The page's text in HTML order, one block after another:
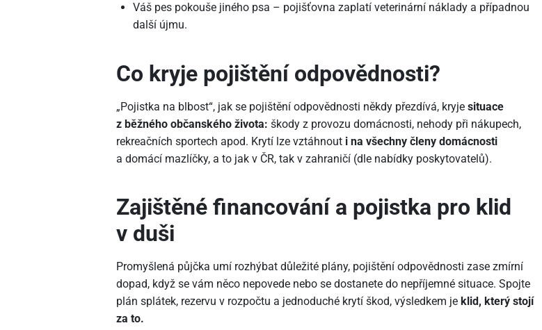
Váš pes pokouše jiného psa – pojišťovna zaplatí veterinární náklady a případnou
další újmu.
Co kryje pojištění odpovědnosti?
„Pojistka na blbost“, jak se pojištění odpovědnosti někdy přezdívá, kryje situace
z běžného občanského života: škody z provozu domácnosti, nehody při nákupech,
rekreačních sportech apod. Krytí lze vztáhnout i na všechny členy domácnosti
a domácí mazlíčky, a to jak v ČR, tak v zahraničí (dle nabídky poskytovatelů).
Zajištěné financování a pojistka pro klid
v duši
Promyšlená půjčka umí rozhýbat důležité plány, pojištění odpovědnosti zase zmírní
dopad, když se vám něco nepovede nebo se dostanete do nepříjemné situace. Spojte
plán splátek, rezervu v rozpočtu a jednoduché krytí škod, výsledkem je klid, který stojí
za to.